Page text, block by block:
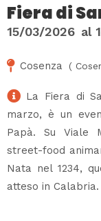
Fiera di
15/03/2026 al
Cosenza (
La Fiera di
marzo, è un
Papà. Su Viale
street-food
Nata nel 1234,
atteso in Calabria.